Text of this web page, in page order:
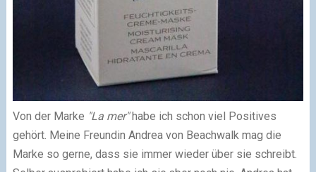
Von der Marke "La mer"habe ich schon viel Positives
gehört. Meine Freundin Andrea von Beachwalk mag die
Marke so gerne, dass sie immer wieder über sie schreibt.